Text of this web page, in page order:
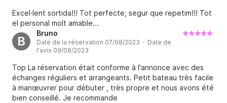
Excel·lent sortida!!! Tot perfecte, segur que repetim!!! Tot
el personal molt amable...
B
Bruno
Date de la réservation 07/08/2023 · Date de
l'avis 09/08/2023
Top La réservation était conforme à l'annonce avec des
échanges réguliers et arrangeants. Petit bateau très facile
à manœuvrer pour débuter , très propre et nous avons été
bien conseillé. Je recommande